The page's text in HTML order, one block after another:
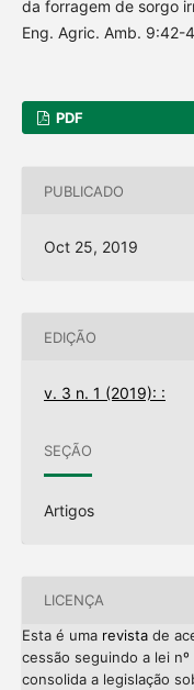
da forragem de sorgo
Eng. Agric. Amb. 9:42-
PDF
PUBLICADO
Oct 25, 2019
EDIÇÃO
v. 3 n. 1 (2019): :
SEÇÃO
Artigos
LICENÇA
Esta é uma revistade
cessão seguindo a lei
consolida a legislação